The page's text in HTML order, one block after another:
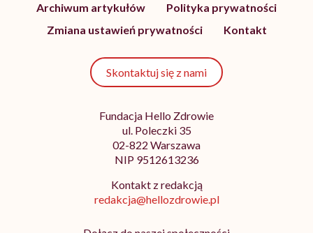
Archiwum artykułów
Polityka prywatności
Zmiana ustawień prywatności
Kontakt
Skontaktuj się z nami
Fundacja Hello Zdrowie
ul. Poleczki 35
02-822 Warszawa
NIP 9512613236
Kontakt z redakcją
redakcja@hellozdrowie.pl